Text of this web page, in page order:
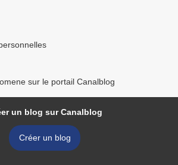
sur le portail Canalblog
un blog sur Canalblog
Créer un blog